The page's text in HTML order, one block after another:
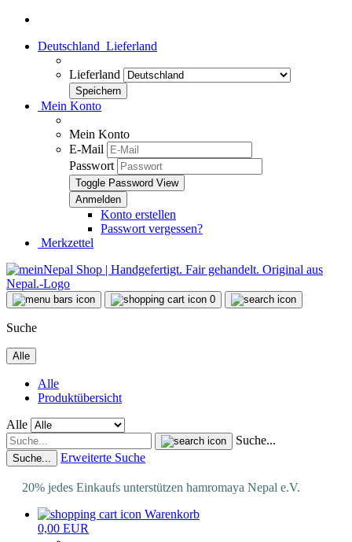
Deutschland Lieferland
Lieferland
Mein Konto
Mein Konto
E-Mail
Passwort
Toggle Password View
Konto erstellen
Passwort vergessen?
Merkzettel
0
Suche
Alle
Alle
Produktübersicht
Alle
Suche...
Suche... Erweiterte Suche
20% jedes Einkaufs unterstützen hamromaya Nepal e.V.
Warenkorb
0,00 EUR